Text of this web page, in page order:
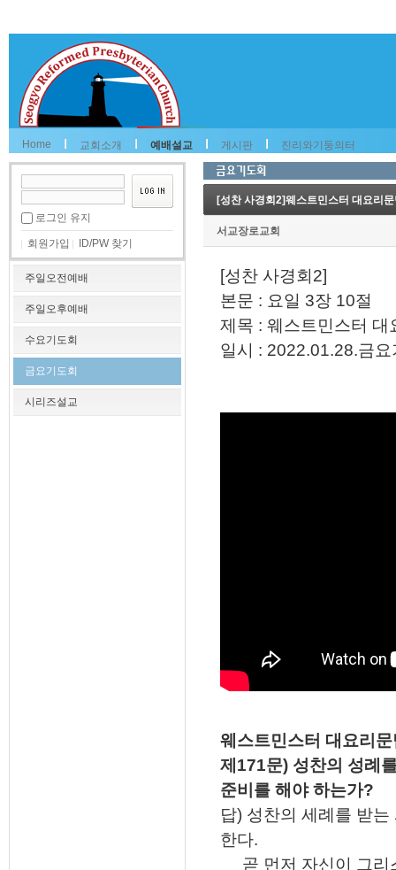
Home 교회소개 예배설교 게시판 진리와기둥의터
로그인 유지
회원가입 ID/PW 찾기
주일오전예배
주일오후예배
수요기도회
금요기도회
시리즈설교
[성찬 사경회2]웨스트민스터 대요리
서교장로교회
[성찬 사경회2]
본문 : 요일 3장 10절
제목 : 웨스트민스터
일시 : 2022.01.28.금요
웨스트민스터 대요리문
제171문) 성찬의 성례
준비를 해야 하는가?
답) 성찬의 세례를 받
한다.
곧 먼저 자신이 그리